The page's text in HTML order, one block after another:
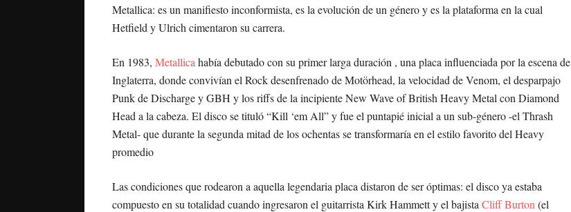
Metallica: es un manifiesto inconformista, es la evolución de un género y es la plataforma en la cual
Hetfield y Ulrich cimentaron su carrera.
En 1983, Metallica había debutado con su primer larga duración , una placa influenciada por la escena de
Inglaterra, donde convivían el Rock desenfrenado de Motörhead, la velocidad de Venom, el desparpajo
Punk de Discharge y GBH y los riffs de la incipiente New Wave of British Heavy Metal con Diamond
Head a la cabeza. El disco se tituló “Kill ‘em All” y fue el puntapié inicial a un sub-género -el Thrash
Metal- que durante la segunda mitad de los ochentas se transformaría en el estilo favorito del Heavy
promedio
Las condiciones que rodearon a aquella legendaria placa distaron de ser óptimas: el disco ya estaba
compuesto en su totalidad cuando ingresaron el guitarrista Kirk Hammett y el bajista Cliff Burton (el